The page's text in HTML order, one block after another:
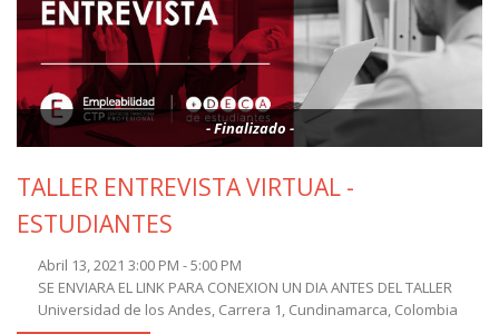
- Finalizado -
TALLER ENTREVISTA VIRTUAL -
ESTUDIANTES
Abril 13, 2021 3:00 PM - 5:00 PM
SE ENVIARA EL LINK PARA CONEXION UN DIA ANTES DEL TALLER
Universidad de los Andes, Carrera 1, Cundinamarca, Colombia